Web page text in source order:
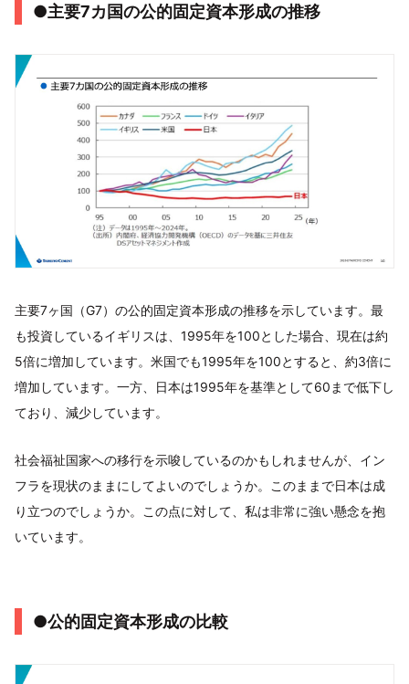
●主要7カ国の公的固定資本形成の推移
主要7ヶ国（G7）の公的固定資本形成の推移を示しています。最
も投資しているイギリスは、1995年を100とした場合、現在は約
5倍に増加しています。米国でも1995年を100とすると、約3倍に
増加しています。一方、日本は1995年を基準として60まで低下し
ており、減少しています。
社会福祉国家への移行を示唆しているのかもしれませんが、イン
フラを現状のままにしてよいのでしょうか。このままで日本は成
り立つのでしょうか。この点に対して、私は非常に強い懸念を抱
いています。
●公的固定資本形成の比較